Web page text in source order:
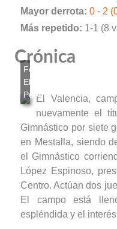
Mayor derrota: 0 - 2
Más repetido: 1-1 (8
Crónica
El Valencia,
nuevamente el
Gimnástico por siete
en Mestalla, siendo
el Gimnástico
López Espinoso,
Centro. Actúan dos
El campo está
espléndida y el